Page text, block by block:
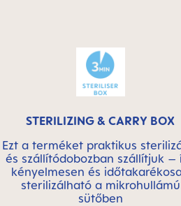
STERILIZING & CARRY BOX
Ezt a terméket praktikus
és szállítódobozban szállítjuk –
kényelmesen és
sterilizálható a mikrohullámú
sütőben